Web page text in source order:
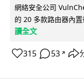
網絡安全公司
的 20 多款路由器內
讀全文
315 53 ↗